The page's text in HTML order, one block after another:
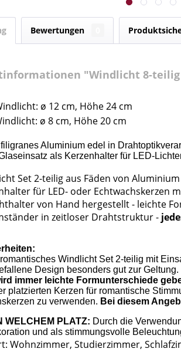
Bewertungen
"Windlicht 8-teilig
ø 12 cm, Höhe 24 cm
ø 8 cm, Höhe 20 cm
filigranes Aluminium edel in
als Kerzenhalter für LED-Lichter
Set 2-teilig aus Fäden von
für LED- oder Echtwachskerzen
von Hand hergestellt - leichte
in zeitloser Drahtstruktur-
Windlicht Set 2-teilig mit
Design besonders gut zur
immer leichte Formunterschiede
platzierten Kerzen für romantische
zu verwenden. Bei diesem
WELCHEM PLATZ: Durch die
und als stimmungsvolle
Wohnzimmer, Studierzimmer,